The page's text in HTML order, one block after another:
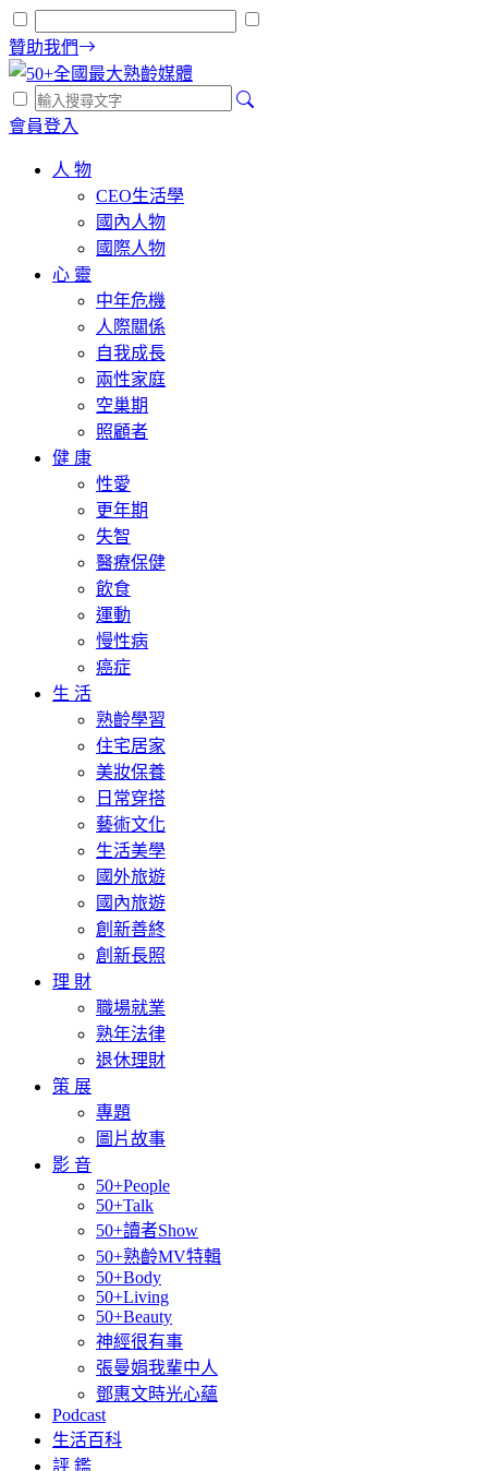
贊助我們
會員登入
人 物
CEO生活學
國內人物
國際人物
心 靈
中年危機
人際關係
自我成長
兩性家庭
空巢期
照顧者
健 康
性愛
更年期
失智
醫療保健
飲食
運動
慢性病
癌症
生 活
熟齡學習
住宅居家
美妝保養
日常穿搭
藝術文化
生活美學
國外旅遊
國內旅遊
創新善終
創新長照
理 財
職場就業
熟年法律
退休理財
策 展
專題
圖片故事
影 音
50+People
50+Talk
50+讀者Show
50+熟齡MV特輯
50+Body
50+Living
50+Beauty
神經很有事
張曼娟我輩中人
鄧惠文時光心蘊
Podcast
生活百科
評 鑑